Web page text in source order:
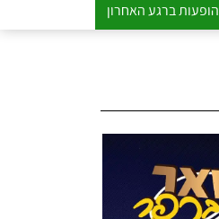
הופעות ברגע האחרון